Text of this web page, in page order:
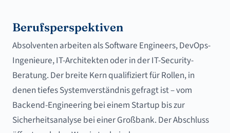
Berufsperspektiven
Absolventen arbeiten als Software Engineers, DevOps-
Ingenieure, IT-Architekten oder in der IT-Security-
Beratung. Der breite Kern qualifiziert für Rollen, in
denen tiefes Systemverständnis gefragt ist – vom
Backend-Engineering bei einem Startup bis zur
Sicherheitsanalyse bei einer Großbank. Der Abschluss